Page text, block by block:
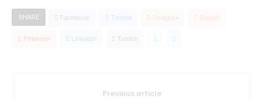
SHARE Facebook Twitter Google+ Reddit
Pinterest Linkedin Tumblr
Previous article